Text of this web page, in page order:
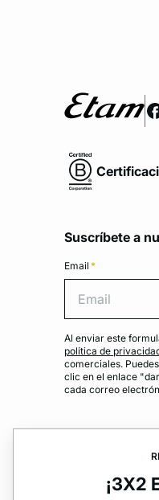
¡3X2
Suscríbete a
Email *
Al enviar este
política de
comerciales.
clic en el enlace
cada correo